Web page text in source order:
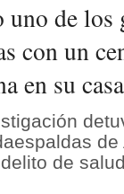
de los
con un
en su casa
de